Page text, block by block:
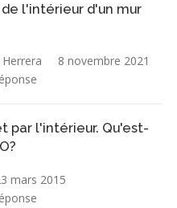
l'intérieur d'un mur
8 novembre 2021
par l'intérieur. Qu'est-
mars 2015